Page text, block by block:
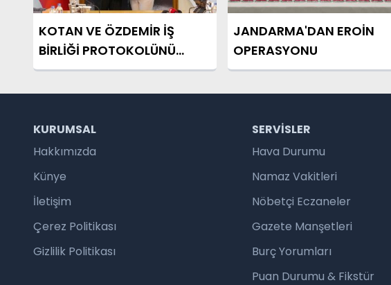
KOTAN VE ÖZDEMİR İŞ
BİRLİĞİ PROTOKOLÜNÜ
İMZALADI
JANDARMA'DAN EROİN
OPERASYONU
KURUMSAL
Hakkımızda
Künye
İletişim
Çerez Politikası
Gizlilik Politikası
SERVISLER
Hava Durumu
Namaz Vakitleri
Nöbetçi Eczaneler
Gazete Manşetleri
Burç Yorumları
Puan Durumu & Fikstür